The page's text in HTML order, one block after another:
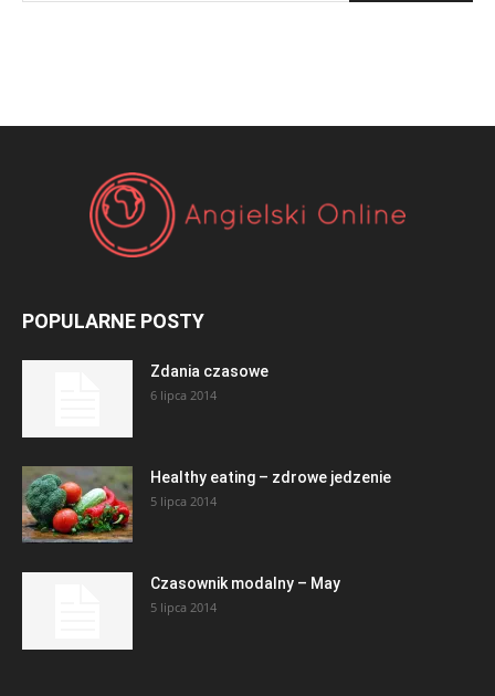
POPULARNE POSTY
Zdania czasowe
6 lipca 2014
Healthy eating – zdrowe jedzenie
5 lipca 2014
Czasownik modalny – May
5 lipca 2014